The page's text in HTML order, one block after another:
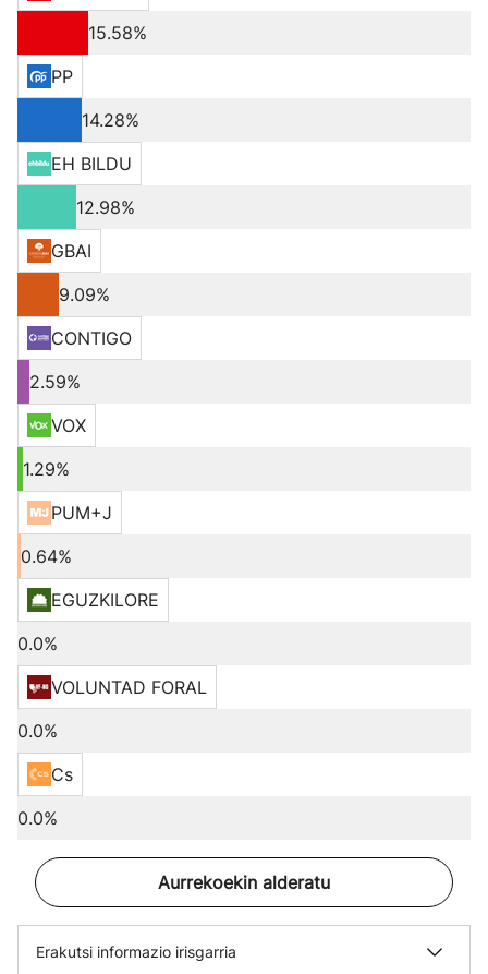
15.58%
PP
14.28%
EH BILDU
12.98%
GBAI
9.09%
CONTIGO
2.59%
VOX
1.29%
PUM+J
0.64%
EGUZKILORE
0.0%
VOLUNTAD FORAL
0.0%
Cs
0.0%
Aurrekoekin alderatu
Erakutsi informazio irisgarria